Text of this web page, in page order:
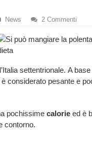
News 2 Commenti
settentrionale. A
considerato pesante e
pochissime calorie ed è
contorno.